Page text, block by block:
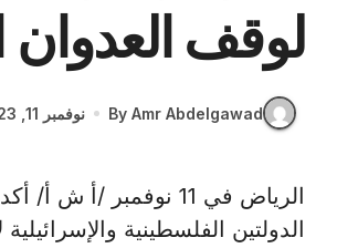
لوقف العدوان
By Amr Abdelgawad نوفمبر 11, 2023
الرياض في 11
الدولتين الفلسطينية